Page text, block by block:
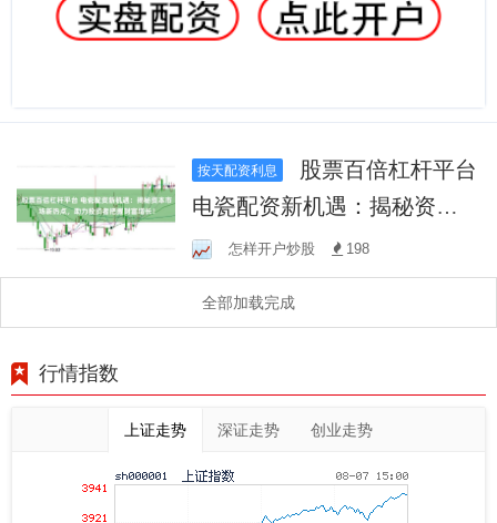
按天配资利息
电瓷配资新机遇：揭秘资本
市场新热点，助力投资者把
握财富增长！
怎样开户炒股 198
全部加载完成
行情指数
上证走势 深证走势 创业走势